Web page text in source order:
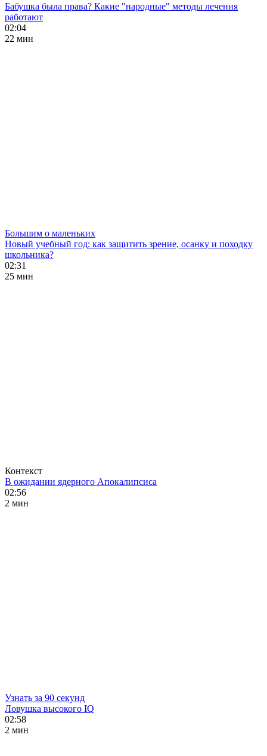
Бабушка была права? Какие "народные" методы лечения
работают
02:04
22 мин
Большим о маленьких
Новый учебный год: как защитить зрение, осанку и походку
школьника?
02:31
25 мин
Контекст
В ожидании ядерного Апокалипсиса
02:56
2 мин
Узнать за 90 секунд
Ловушка высокого IQ
02:58
2 мин